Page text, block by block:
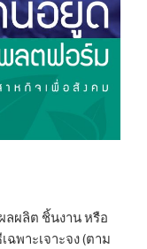
ลผลิต ชิ้นงาน หรือ
ฉพาะเจาะจง (ตาม